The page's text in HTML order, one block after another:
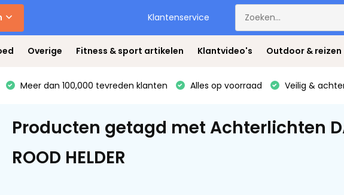
Klantenservice
Overige Fitness & sport artikelen Klantvideo's Outdoor & reizen
Meer dan 100,000 tevreden klanten Alles op voorraad Veilig &
Producten getagd met Achterlichten
ROOD HELDER